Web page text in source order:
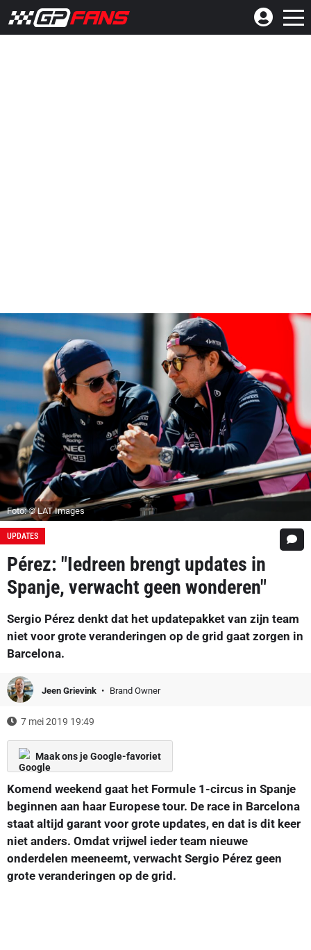
Foto: © LAT Images
UPDATES
Pérez: "Iedreen brengt updates in
Spanje, verwacht geen wonderen"
Sergio Pérez denkt dat het updatepakket van zijn team
niet voor grote veranderingen op de grid gaat zorgen in
Barcelona.
Jeen Grievink Brand Owner
7 mei 2019 19:49
Maak ons je Google-favoriet
Komend weekend gaat het Formule 1-circus in Spanje
beginnen aan haar Europese tour. De race in Barcelona
staat altijd garant voor grote updates, en dat is dit keer
niet anders. Omdat vrijwel ieder team nieuwe
onderdelen meeneemt, verwacht Sergio Pérez geen
grote veranderingen op de grid.